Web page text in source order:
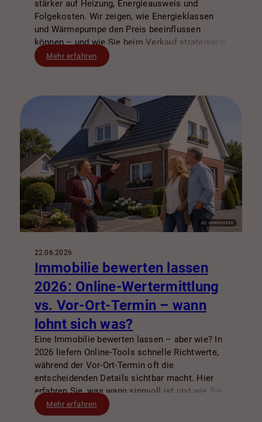
stärker auf Heizung, Energieausweis und
Folgekosten. Wir zeigen, wie Energieklassen
und Wärmepumpe den Preis beeinflussen
können – und wie Sie beim Verkauf strategisch
vorgehen.
Mehr erfahren
22.06.2026
Immobilie bewerten lassen
2026: Online-Wertermittlung
vs. Vor-Ort-Termin – wann
lohnt sich was?
Eine Immobilie bewerten lassen – aber wie? In
2026 liefern Online-Tools schnelle Richtwerte,
während der Vor-Ort-Termin oft die
entscheidenden Details sichtbar macht. Hier
erfahren Sie, was wann sinnvoll ist und wie Sie
den besten Start in Verkauf oder Vermietung
finden.
Mehr erfahren